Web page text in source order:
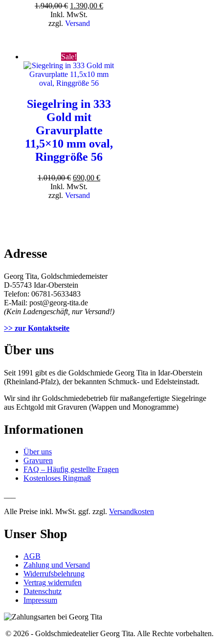
1.940,00€ Ursprünglicher
Preis
war:
1.390,00 €Aktueller
Inkl. MwSt.
zzgl. Versand
Sale!
Siegelring in 333
Gold mit
Gravurplatte
11,5×10 mm oval,
Ringgröße 56
1.010,00€ Ursprünglicher
Preis
war:
690,00 €Aktueller
Inkl. MwSt.
zzgl. Versand
Adresse
Georg Tita, Goldschmiedemeister
D-55743 Idar-Oberstein
Telefon: 06781-5633483
E-Mail: post@georg-tita.de
(Kein Ladengeschäft, nur Versand!)
>> zur Kontaktseite
Über uns
Seit 1991 gibt es die Goldschmiede Georg Tita in Idar-Oberstein
(Rheinland-Pfalz), der bekannten Schmuck- und Edelsteinstadt.
Wir sind ihr Goldschmiedebetrieb für maßangefertigte Siegelringe
aus Echtgold mit Gravuren (Wappen und Monogramme)
Informationen
Über uns
Gravuren
FAQ – Häufig gestellte Fragen
Kostenloses Ringmaß
Alle Preise inkl. MwSt. ggf. zzgl. Versandkosten
Unser Shop
AGB
Zahlung und Versand
Widerrufsbelehrung
Vertrag widerrufen
Datenschutz
Impressum
© 2026 - Goldschmiedeatelier Georg Tita. Alle Rechte vorbehalten.